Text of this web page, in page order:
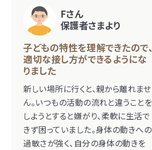
Fさん
保護者さまより
子どもの特性を理解できたので、
適切な接し方ができるようにな
りました
新しい場所に行くと、親から離れませ
ん。いつもの活動の流れと違うことを
しようとすると嫌がり、柔軟に生活で
きず困っていました。身体の動きへの
過敏さが強く、自分の身体の動きを